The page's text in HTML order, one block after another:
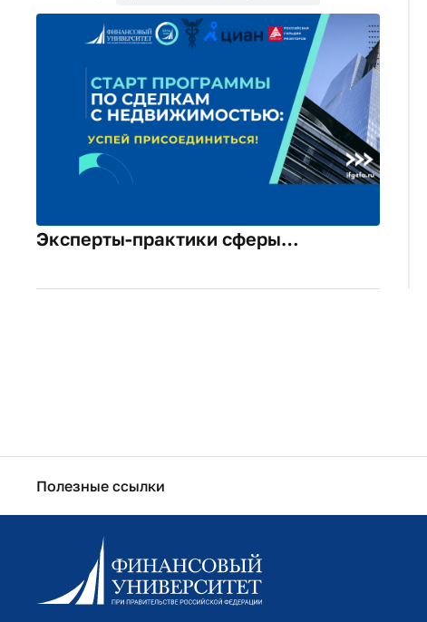
Эксперты-практики сферы
новых слушателей
Полезные ссылки
Информационно-образовательный портал
Личный кабинет поступающего
Библиотечно-информационный комплекс